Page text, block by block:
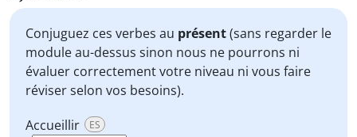
Conjuguez ces verbes au présent(sans regarder le
module au-dessus sinon nous ne pourrons ni
évaluer correctement votre niveau ni vous faire
réviser selon vos besoins).
Accueillir
ES